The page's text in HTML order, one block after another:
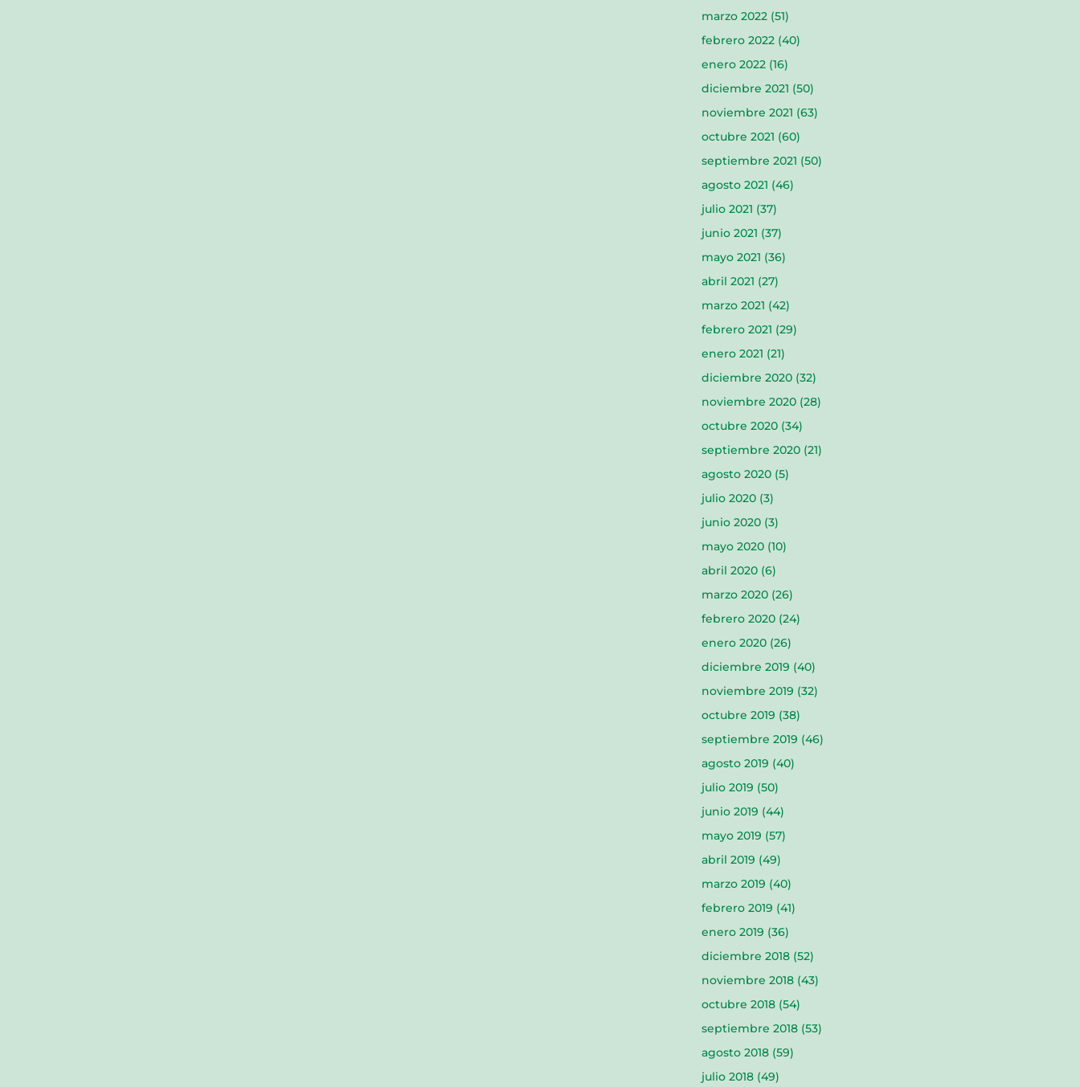
marzo 2022(51)
febrero 2022(40)
enero 2022(16)
diciembre 2021 (50)
noviembre 2021 (63)
octubre 2021 (60)
septiembre 2021 (50)
agosto 2021 (46)
julio 2021 (37)
junio 2021 (37)
mayo 2021 (36)
abril 2021 (27)
marzo 2021 (42)
febrero 2021 (29)
enero 2021 (21)
diciembre 2020(32)
noviembre 2020(28)
octubre 2020(34)
septiembre 2020(21)
agosto 2020(5)
julio 2020(3)
junio 2020(3)
mayo 2020(10)
abril 2020(6)
marzo 2020(26)
febrero 2020(24)
enero 2020(26)
diciembre 2019 (40)
noviembre 2019 (32)
octubre 2019 (38)
septiembre 2019 (46)
agosto 2019 (40)
julio 2019 (50)
junio 2019 (44)
mayo 2019 (57)
abril 2019 (49)
marzo 2019 (40)
febrero 2019 (41)
enero 2019 (36)
diciembre 2018(52)
noviembre 2018(43)
octubre 2018(54)
septiembre 2018(53)
agosto 2018(59)
julio 2018(49)